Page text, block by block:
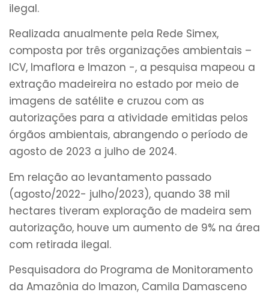
ilegal.
Realizada anualmente pela Rede Simex,
composta por três organizações ambientais –
ICV, Imaflora e Imazon -, a pesquisa mapeou a
extração madeireira no estado por meio de
imagens de satélite e cruzou com as
autorizações para a atividade emitidas pelos
órgãos ambientais, abrangendo o período de
agosto de 2023 a julho de 2024.
Em relação ao levantamento passado
(agosto/2022- julho/2023), quando 38 mil
hectares tiveram exploração de madeira sem
autorização, houve um aumento de 9% na área
com retirada ilegal.
Pesquisadora do Programa de Monitoramento
da Amazônia do Imazon, Camila Damasceno